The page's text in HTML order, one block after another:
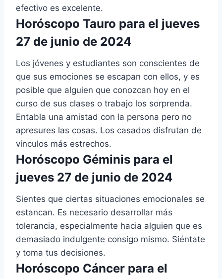
efectivo es excelente.
Horóscopo Tauro para el jueves
27 de junio de 2024
Los jóvenes y estudiantes son conscientes de
que sus emociones se escapan con ellos, y es
posible que alguien que conozcan hoy en el
curso de sus clases o trabajo los sorprenda.
Entabla una amistad con la persona pero no
apresures las cosas. Los casados ​​disfrutan de
vínculos más estrechos.
Horóscopo Géminis para el
jueves 27 de junio de 2024
Sientes que ciertas situaciones emocionales se
estancan. Es necesario desarrollar más
tolerancia, especialmente hacia alguien que es
demasiado indulgente consigo mismo. Siéntate
y toma tus decisiones.
Horóscopo Cáncer para el